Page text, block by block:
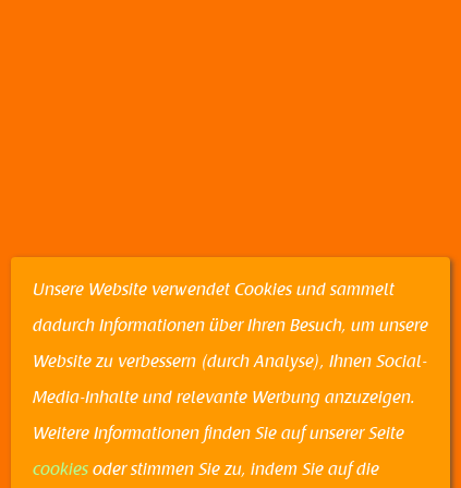
Unsere Website verwendet Cookies und sammelt
dadurch Informationen über Ihren Besuch, um unsere
Website zu verbessern (durch Analyse), Ihnen Social-
Media-Inhalte und relevante Werbung anzuzeigen.
Weitere Informationen finden Sie auf unserer Seite
cookiesoder stimmen Sie zu, indem Sie auf die